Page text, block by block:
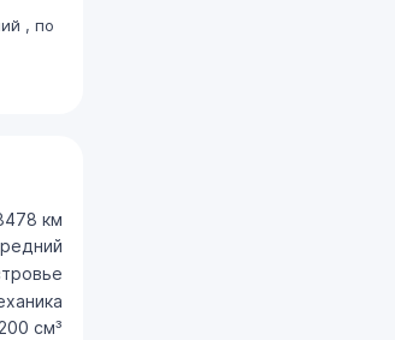
, по
км
см³